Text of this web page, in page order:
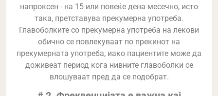
напроксен - на 15 или повеќе дена месечно, исто
така, претставува прекумерна употреба.
Главоболките со прекумерна употреба на лекови
обично се повлекуваат по прекинот на
прекумерната употреба, иако пациентите може да
доживеат период кога нивните главоболки се
влошуваат пред да се подобрат.